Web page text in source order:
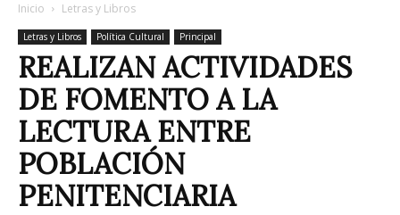
Inicio Letras y Libros
Letras y Libros Política Cultural Principal
REALIZAN ACTIVIDADES
DE FOMENTO A LA
LECTURA ENTRE
POBLACIÓN
PENITENCIARIA